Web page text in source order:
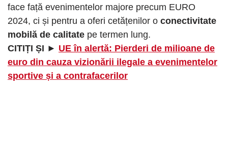
face față evenimentelor majore precum EURO
2024, ci și pentru a oferi cetățenilor o conectivitate
mobilă de calitate pe termen lung.
CITIȚI ȘI ► UE în alertă: Pierderi de milioane de
euro din cauza vizionării ilegale a evenimentelor
sportive și a contrafacerilor